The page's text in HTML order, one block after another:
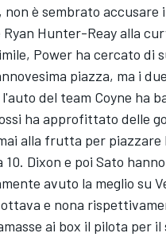
non è sembrato accusare
Hunter-Reay alla
Power ha cercato di
piazza, ma i
del team Coyne ha
ha approfittato delle
alla frutta per piazzare
Dixon e poi Sato hanno
avuto la meglio su
e nona
ai box il pilota per il